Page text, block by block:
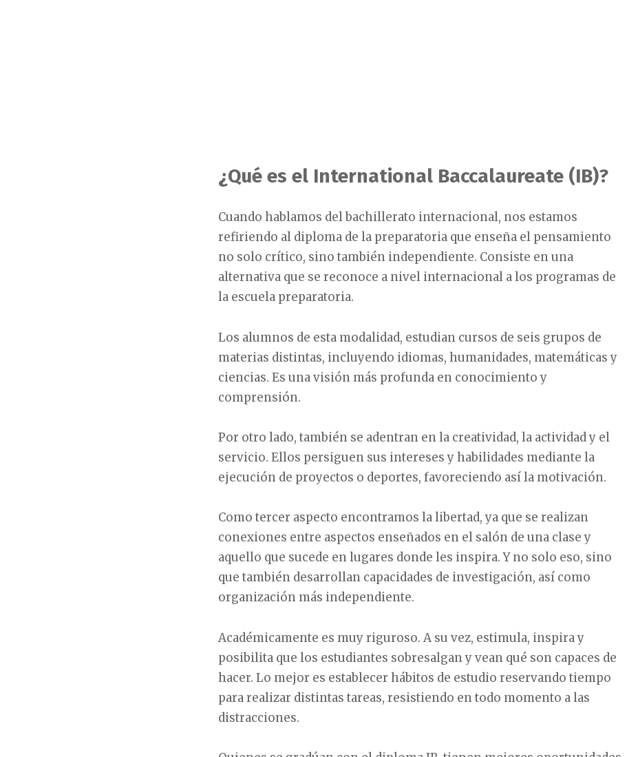
¿Qué es el International Baccalaureate (IB)?
Cuando hablamos del bachillerato internacional, nos estamos
refiriendo al diploma de la preparatoria que enseña el pensamiento
no solo crítico, sino también independiente. Consiste en una
alternativa que se reconoce a nivel internacional a los programas de
la escuela preparatoria.
Los alumnos de esta modalidad, estudian cursos de seis grupos de
materias distintas, incluyendo idiomas, humanidades, matemáticas y
ciencias. Es una visión más profunda en conocimiento y
comprensión.
Por otro lado, también se adentran en la creatividad, la actividad y el
servicio. Ellos persiguen sus intereses y habilidades mediante la
ejecución de proyectos o deportes, favoreciendo así la motivación.
Como tercer aspecto encontramos la libertad, ya que se realizan
conexiones entre aspectos enseñados en el salón de una clase y
aquello que sucede en lugares donde les inspira. Y no solo eso, sino
que también desarrollan capacidades de investigación, así como
organización más independiente.
Académicamente es muy riguroso. A su vez, estimula, inspira y
posibilita que los estudiantes sobresalgan y vean qué son capaces de
hacer. Lo mejor es establecer hábitos de estudio reservando tiempo
para realizar distintas tareas, resistiendo en todo momento a las
distracciones.